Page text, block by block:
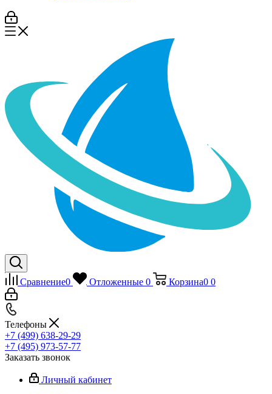
Сравнение0 Отложенные 0 Корзина0 0
Телефоны
+7 (499) 638-29-29
+7 (495) 973-57-77
Заказать звонок
Личный кабинет